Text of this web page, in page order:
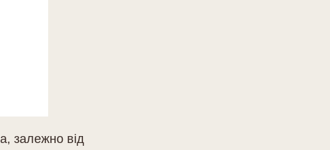
залежно від